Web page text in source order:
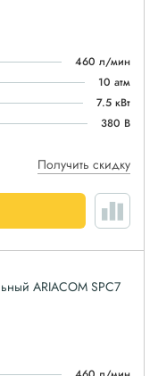
460 л/мин
10 атм
7.5 кВт
380 В
Получить скидку
ARIACOM SPC7